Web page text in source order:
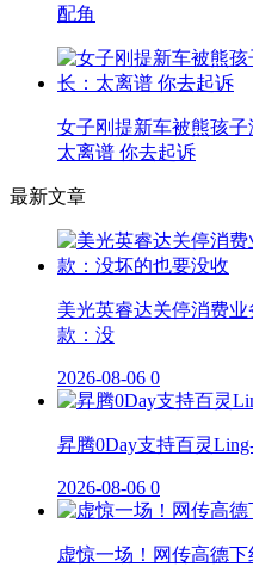
配角
女子刚提新车被熊孩子
太离谱 你去起诉
最新文章
美光英睿达关停消费
款：没
2026-08-06 0
昇腾0Day支持百灵
2026-08-06 0
虚惊一场！网传高德